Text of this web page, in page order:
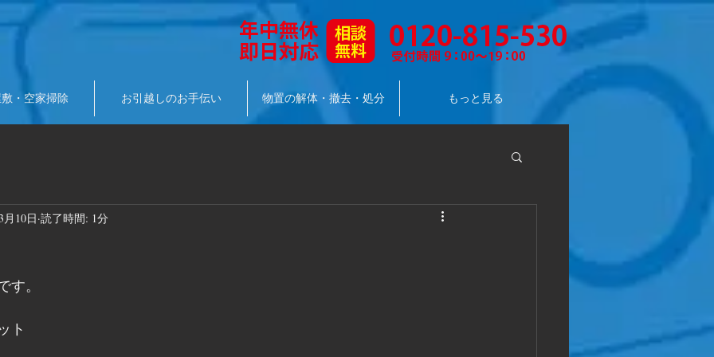
・空家掃除 お引越しのお手伝い 物置の解体・撤去・処分 もっと見る
月10日 読了時間: 1分
。
ト